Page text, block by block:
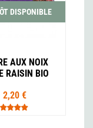
DISPONIBLE
AUX NOIX
RAISIN BIO
2,20 €